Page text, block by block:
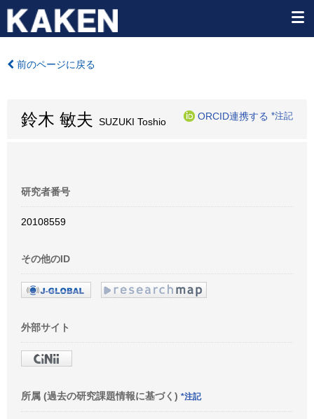
前のページに戻る
鈴木 敏夫 SUZUKI Toshio
ORCID連携する *注記
研究者番号
20108559
その他のID
外部サイト
所属 (過去の研究課題情報に基づく) *注記